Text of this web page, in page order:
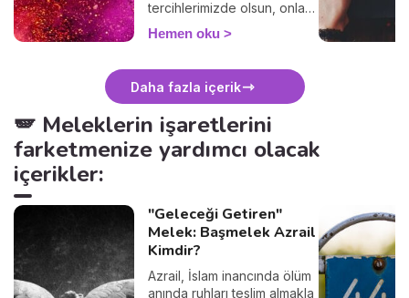
tercihlerimizde olsun, onları
her gün kullanırız. Ancak
çoğu kişi bilmez ki, her renk
sahiptir. Bu anlamları doğru
kullanarak aşkı, şansı ve
çekebilirsiniz... Hangi rengin
ne anlama geldiğini hemen
keşfedin!
Hemen oku
Daha fazla içerik
🪽 Meleklerin işaretlerini
farketmenize yardımcı olacak
içerikler:
"Geleceği Getiren"
Melek: Başmelek Azrail
Kimdir?
Azrail, İslam inancında ölüm
anında ruhları teslim almakla